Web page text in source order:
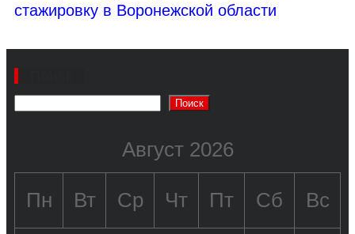
стажировку в Воронежской области
Поиск
Август 2026
Пн Вт Ср Чт Пт Сб Вс